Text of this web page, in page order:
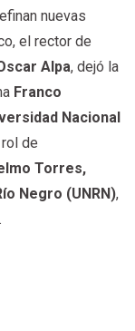
nuevas
el rector de
Alpa, dejó la
Franco
Nacional
de
Torres,
Negro (UNRN),